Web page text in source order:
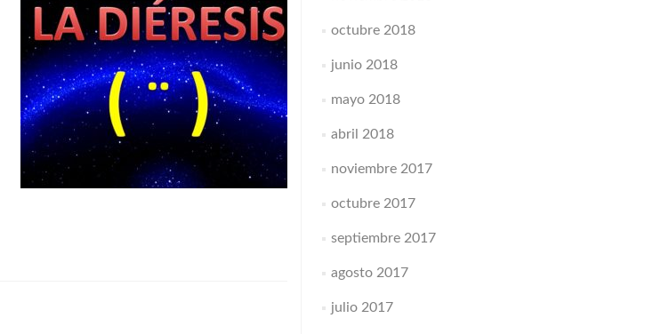
octubre 2018
junio 2018
mayo 2018
abril 2018
noviembre 2017
octubre 2017
septiembre 2017
agosto 2017
julio 2017